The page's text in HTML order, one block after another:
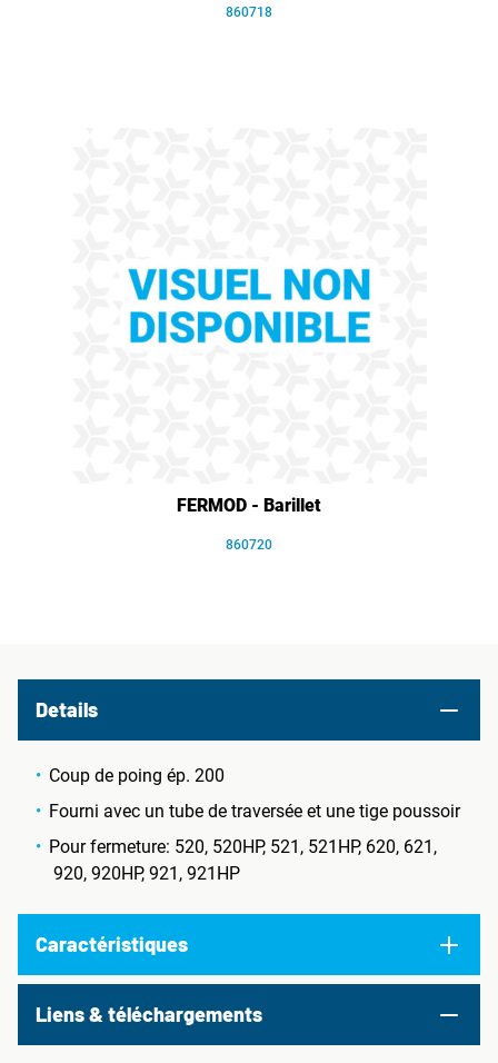
860718
FERMOD - Barillet
860720
Details
Coup de poing ép. 200
Fourni avec un tube de traversée et une tige poussoir
Pour fermeture: 520, 520HP, 521, 521HP, 620, 621,
920, 920HP, 921, 921HP
Caractéristiques
Liens & téléchargements